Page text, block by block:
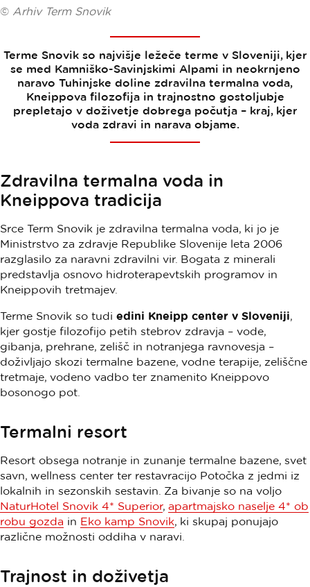
© Arhiv Term Snovik
Terme Snovik so najvišje ležeče terme v Sloveniji, kjer
se med Kamniško-Savinjskimi Alpami in neokrnjeno
naravo Tuhinjske doline zdravilna termalna voda,
Kneippova filozofija in trajnostno gostoljubje
prepletajo v doživetje dobrega počutja – kraj, kjer
voda zdravi in narava objame.
Zdravilna termalna voda in
Kneippova tradicija
Srce Term Snovik je zdravilna termalna voda, ki jo je
Ministrstvo za zdravje Republike Slovenije leta 2006
razglasilo za naravni zdravilni vir. Bogata z minerali
predstavlja osnovo hidroterapevtskih programov in
Kneippovih tretmajev.
Terme Snovik so tudi edini Kneipp center v Sloveniji,
kjer gostje filozofijo petih stebrov zdravja – vode,
gibanja, prehrane, zelišč in notranjega ravnovesja –
doživljajo skozi termalne bazene, vodne terapije, zeliščne
tretmaje, vodeno vadbo ter znamenito Kneippovo
bosonogo pot.
Termalni resort
Resort obsega notranje in zunanje termalne bazene, svet
savn, wellness center ter restavracijo Potočka z jedmi iz
lokalnih in sezonskih sestavin. Za bivanje so na voljo
NaturHotel Snovik 4* Superior, apartmajsko naselje 4* ob
robu gozda in Eko kamp Snovik, ki skupaj ponujajo
različne možnosti oddiha v naravi.
Trajnost in doživetja